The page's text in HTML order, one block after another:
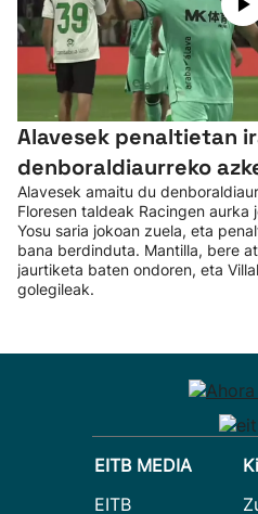
Alavesek penaltietan
denboraldiaurreko
Alavesek amaitu du
Floresen taldeak Racingen
Yosu saria jokoan zuela, eta
bana berdinduta. Mantilla, bere
jaurtiketa baten ondoren, eta
golegileak.
EITB MEDIA
EITB